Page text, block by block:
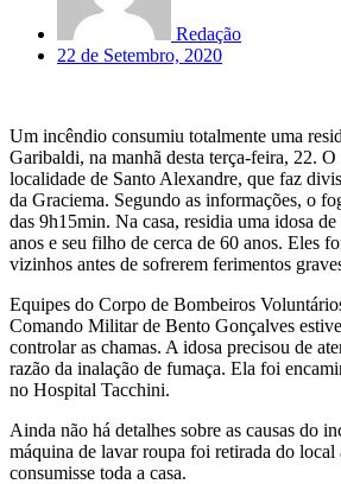
Redação
22 de Setembro, 2020
Um incêndio consumiu totalmente uma
Garibaldi, na manhã desta terça-feira, 22.
localidade de Santo Alexandre, que faz
da Graciema. Segundo as informações, o
das 9h15min. Na casa, residia uma idosa
anos e seu filho de cerca de 60 anos. Eles
vizinhos antes de sofrerem ferimentos
Equipes do Corpo de Bombeiros
Comando Militar de Bento Gonçalves
controlar as chamas. A idosa precisou de
razão da inalação de fumaça. Ela foi
no Hospital Tacchini.
Ainda não há detalhes sobre as causas do
máquina de lavar roupa foi retirada do local
consumisse toda a casa.